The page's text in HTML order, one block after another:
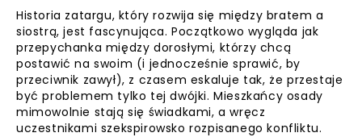
Historia zatargu, który rozwija się między bratem a
siostrą, jest fascynująca. Początkowo wygląda jak
przepychanka między dorosłymi, którzy chcą
postawić na swoim (i jednocześnie sprawić, by
przeciwnik zawył), z czasem eskaluje tak, że przestaje
być problemem tylko tej dwójki. Mieszkańcy osady
mimowolnie stają się świadkami, a wręcz
uczestnikami szekspirowsko rozpisanego konfliktu.